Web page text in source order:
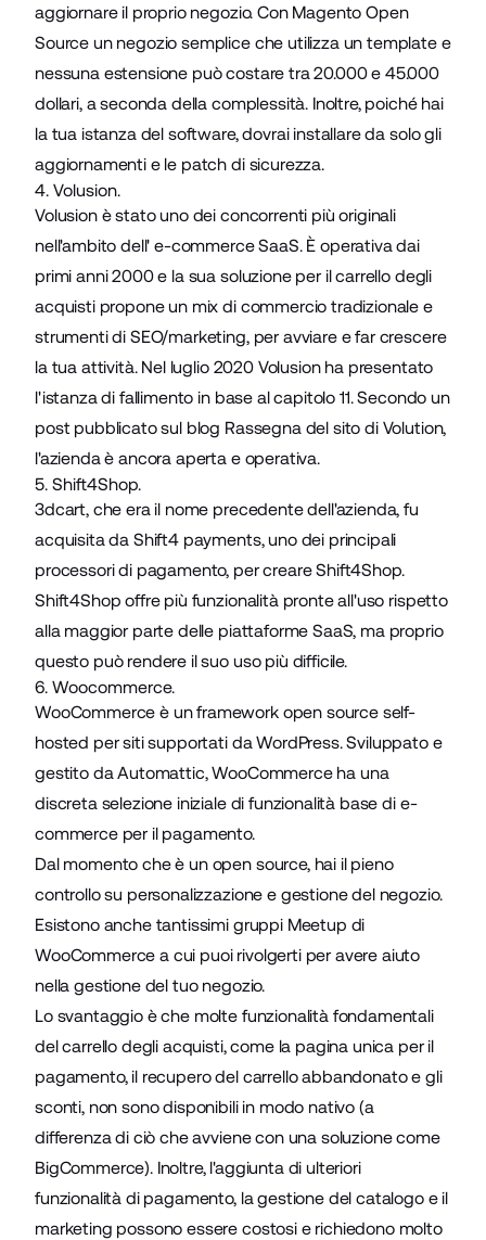
aggiornare il proprio negozio. Con Magento Open
Source un negozio semplice che utilizza un template e
nessuna estensione può costare tra 20.000 e 45.000
dollari, a seconda della complessità. Inoltre, poiché hai
la tua istanza del software, dovrai installare da solo gli
aggiornamenti e le patch di sicurezza.
4. Volusion.
Volusionè stato uno dei concorrenti più originali
nell'ambito dell'e-commerceSaaS. È operativa dai
primi anni 2000 e la sua soluzione per il carrello degli
acquisti propone un mix di commercio tradizionale e
strumenti di SEO/marketing, per avviare e far crescere
la tua attività. Nel luglio 2020 Volusion ha presentato
l'istanza di fallimento in base al capitolo 11. Secondo un
post pubblicato sul blog Rassegna del sito di Volution,
l'azienda è ancora aperta e operativa.
5. Shift4Shop.
3dcart, che era il nome precedente dell'azienda, fu
acquisita da Shift4 payments, uno dei principali
processori di pagamento, per creare Shift4Shop.
Shift4Shop offre più funzionalità pronte all'uso rispetto
alla maggior parte delle piattaforme SaaS, ma proprio
questo può rendere il suo uso più difficile.
6. Woocommerce.
WooCommerce è un framework open source self-
hosted per siti supportati da WordPress. Sviluppato e
gestito da Automattic,WooCommerceha una
discreta selezione iniziale di funzionalità base di e-
commerce per il pagamento.
Dal momento che è un open source, hai il pieno
controllo su personalizzazione e gestione del negozio.
Esistono anche tantissimi gruppi Meetup di
WooCommerce a cui puoi rivolgerti per avere aiuto
nella gestione del tuo negozio.
Lo svantaggio è che molte funzionalità fondamentali
del carrello degli acquisti, come la pagina unica per il
pagamento, il recupero del carrello abbandonato e gli
sconti, non sono disponibili in modo nativo (a
differenza di ciò che avviene con una soluzione come
BigCommerce). Inoltre, l'aggiunta di ulteriori
funzionalità di pagamento, la gestione del catalogo e il
marketing possono essere costosi e richiedono molto